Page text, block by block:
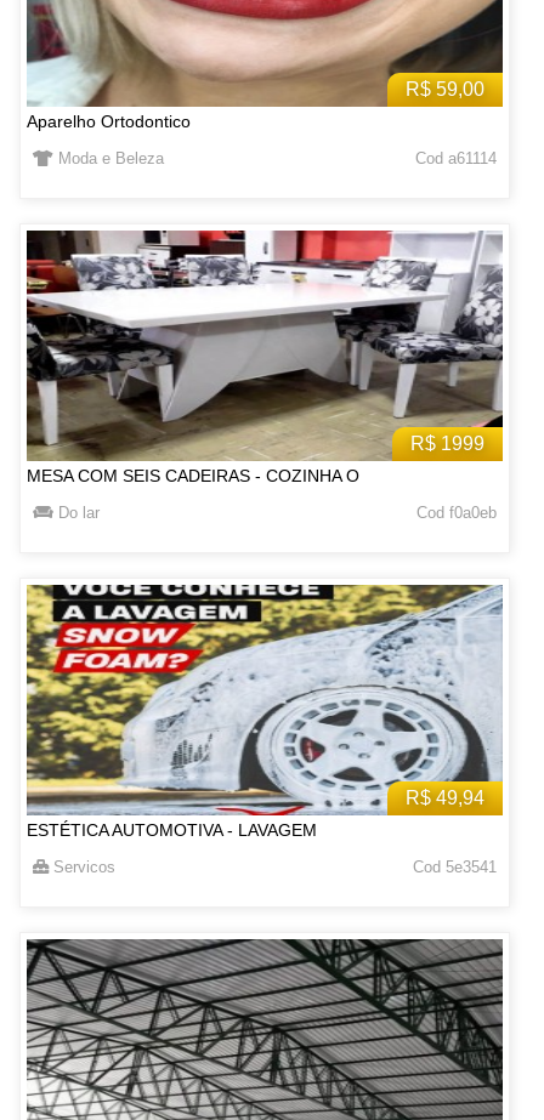
R$ 59,00
Aparelho Ortodontico
Moda e Beleza Cod a61114
R$ 1999
MESA COM SEIS CADEIRAS - COZINHA O
Do lar Cod f0a0eb
R$ 49,94
ESTÉTICA AUTOMOTIVA - LAVAGEM
Servicos Cod 5e3541